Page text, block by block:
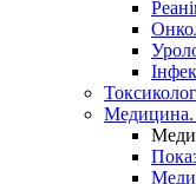
Медицина.